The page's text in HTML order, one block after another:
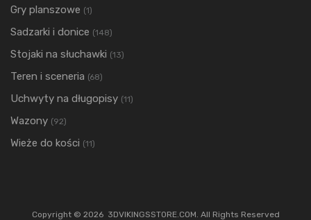
Gry planszowe (1)
Sadzarki i donice (148)
Stojaki na słuchawki (13)
Teren i sceneria (68)
Uchwyty na długopisy (11)
Wazony (92)
Wieże do kości (11)
Copyright © 2026 3DVIKINGSSTORE.COM. All Rights Reserved